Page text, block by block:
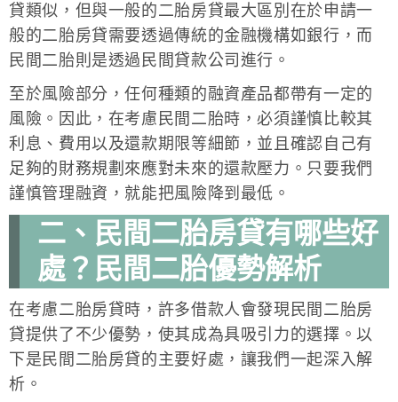
貸類似，但與一般的二胎房貸最大區別在於申請一
般的二胎房貸需要透過傳統的金融機構如銀行，而
民間二胎則是透過民間貸款公司進行。
至於風險部分，任何種類的融資產品都帶有一定的
風險。因此，在考慮民間二胎時，必須謹慎比較其
利息、費用以及還款期限等細節，並且確認自己有
足夠的財務規劃來應對未來的還款壓力。只要我們
謹慎管理融資，就能把風險降到最低。
二、民間二胎房貸有哪些好
處？民間二胎優勢解析
在考慮二胎房貸時，許多借款人會發現民間二胎房
貸提供了不少優勢，使其成為具吸引力的選擇。以
下是民間二胎房貸的主要好處，讓我們一起深入解
析。